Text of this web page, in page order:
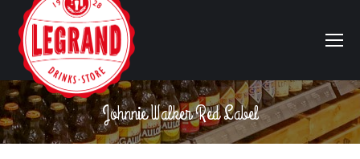
Johnnie Walker Red Label
Vous êtes ici :